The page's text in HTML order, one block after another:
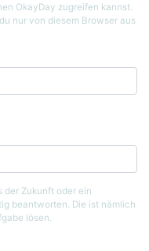
OkayDay zugreifen kannst.
nur von diesem Browser aus
der Zukunft oder ein
beantworten. Die ist nämlich
lösen.